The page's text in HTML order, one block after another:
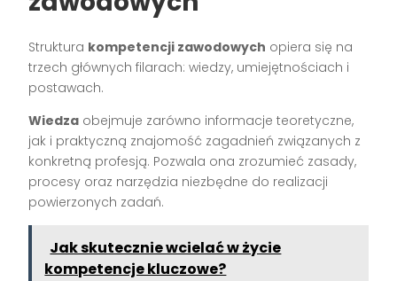
Struktura kompetencji zawodowych opiera się na
trzech głównych filarach: wiedzy, umiejętnościach i
postawach.
Wiedza obejmuje zarówno informacje teoretyczne,
jak i praktyczną znajomość zagadnień związanych z
konkretną profesją. Pozwala ona zrozumieć zasady,
procesy oraz narzędzia niezbędne do realizacji
powierzonych zadań.
Jak skutecznie wcielać w życie
kompetencje kluczowe?